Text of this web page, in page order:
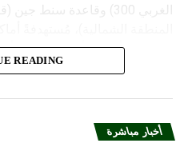
الغربي 300) وقاعدة سنط
وجنودها وأصابت أهدافها بدقة
READING
أخبار مباشرة